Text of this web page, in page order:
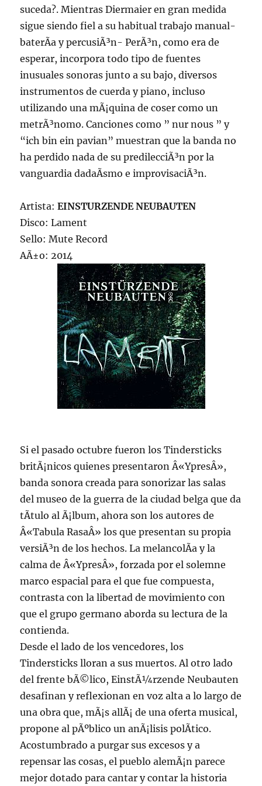
suceda?. Mientras Diermaier en gran medida
sigue siendo fiel a su habitual trabajo manual-
baterÃ­a y percusiÃ³n- PerÃ³n, como era de
esperar, incorpora todo tipo de fuentes
inusuales sonoras junto a su bajo, diversos
instrumentos de cuerda y piano, incluso
utilizando una mÃ¡quina de coser como un
metrÃ³nomo. Canciones como ” nur nous ” y
“ich bin ein pavian” muestran que la banda no
ha perdido nada de su predilecciÃ³n por la
vanguardia dadaÃ­smo e improvisaciÃ³n.
Artista:EINSTURZENDE NEUBAUTEN
Disco: Lament
Sello: Mute Record
AÃ±o: 2014
Si el pasado octubre fueron los Tindersticks
britÃ¡nicos quienes presentaron Â«YpresÂ»,
banda sonora creada para sonorizar las salas
del museo de la guerra de la ciudad belga que da
tÃ­tulo al Ã¡lbum, ahora son los autores de
Â«Tabula RasaÂ» los que presentan su propia
versiÃ³n de los hechos. La melancolÃ­a y la
calma de Â«YpresÂ», forzada por el solemne
marco espacial para el que fue compuesta,
contrasta con la libertad de movimiento con
que el grupo germano aborda su lectura de la
contienda.
Desde el lado de los vencedores, los
Tindersticks lloran a sus muertos. Al otro lado
del frente bÃ©lico, EinstÃ¼rzende Neubauten
desafinan y reflexionan en voz alta a lo largo de
una obra que, mÃ¡s allÃ¡ de una oferta musical,
propone al pÃºblico un anÃ¡lisis polÃ­tico.
Acostumbrado a purgar sus excesos y a
repensar las cosas, el pueblo alemÃ¡n parece
mejor dotado para cantar y contar la historia